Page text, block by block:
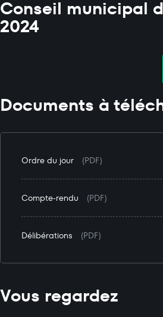
Conseil municipal
2024
Documents à
Ordre du jour (PDF)
Compte-rendu (PDF)
Délibérations (PDF)
Vous regardez